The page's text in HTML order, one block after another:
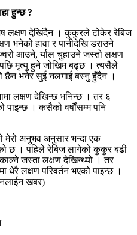
हुन्छ ?
लक्षण देखिंदैन । कुकुरले टोकेर रेबिज
भनेको हावा र पानीदेखि डराउने
आउने, र्याल चुहाउने जस्तो लक्षण
मृत्यु हुने जोखिम बढ्छ । त्यसैले
छैन भनेर सुई नलगाई बस्नु हुँदैन ।
लक्षण देखिन्छ भनिन्छ । तर ६
पाइन्छ । कसैको वर्षौंसम्म पनि
मेरो अनुभव अनुसार भन्दा एक
छ । पहिले रेबिज लागेको कुकुर बढी
जस्ता लक्षण देखिन्थ्यो । तर
लक्षण परिवर्तन भएको पाइन्छ ।
खबर)